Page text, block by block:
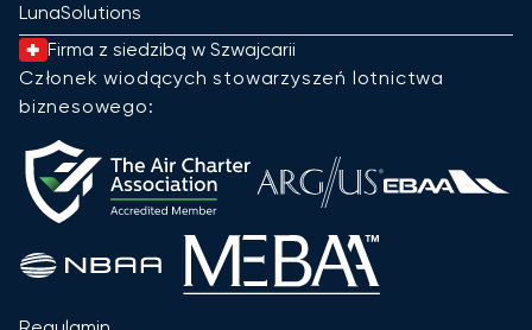
LunaSolutions
Firma z siedzibą w Szwajcarii
Członek wiodących stowarzyszeń lotnictwa
biznesowego: